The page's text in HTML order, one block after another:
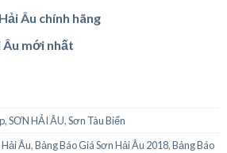
Âu chính hãng
Âu mới nhất
,SƠN HẢI ÂU,Sơn Tàu Biển
Âu,Bảng Báo Giá Sơn Hải Âu 2018,Bảng Báo